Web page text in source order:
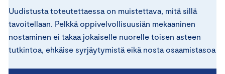
Uudistusta toteutettaessa on muistettava, mitä sillä
tavoitellaan. Pelkkä oppivelvollisuusiän mekaaninen
nostaminen ei takaa jokaiselle nuorelle toisen asteen
tutkintoa, ehkäise syrjäytymistä eikä nosta osaamistasoa